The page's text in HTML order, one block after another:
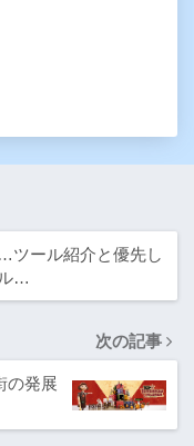
ツール紹介と優先し
…
次の記事
の発展